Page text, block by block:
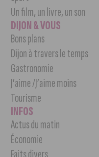
Un film, un livre, un son
DIJON & VOUS
Bons plans
Dijon à travers le temps
Gastronomie
J’aime /J’aime moins
Tourisme
INFOS
Actus du matin
Économie